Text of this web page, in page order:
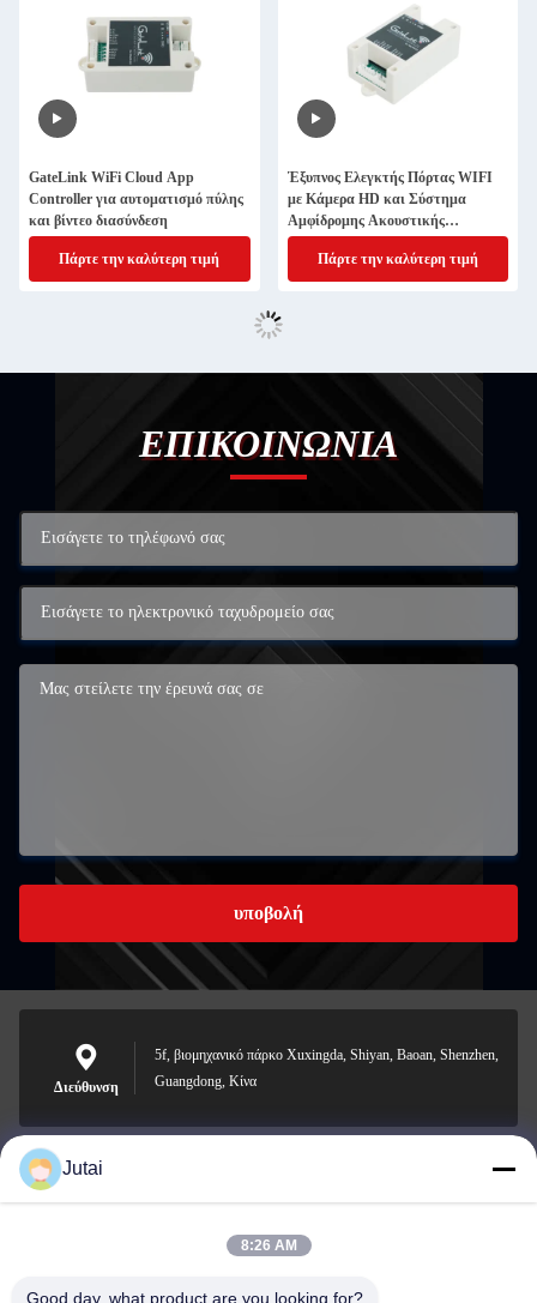
GateLink WiFi Cloud App
Controller για αυτοματισμό πύλης
και βίντεο διασύνδεση
Πάρτε την καλύτερη τιμή
Έξυπνος Ελεγκτής Πόρτας WIFI
με Κάμερα HD και Σύστημα
Αμφίδρομης Ακουστικής
Επικοινωνίας
Πάρτε την καλύτερη τιμή
ΕΠΙΚΟΙΝΩΝΙΑ
υποβολή
Διεύθυνση
5f, βιομηχανικό πάρκο Xuxingda, Shiyan, Baoan, Shenzhen,
Guangdong, Κίνα
jutaisales18@gmail.com
Jutai
8:26 AM
Good day, what product are you looking for?